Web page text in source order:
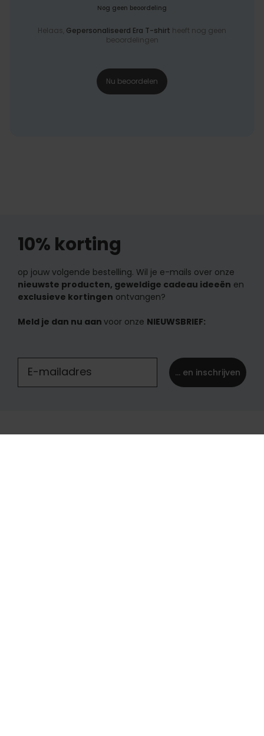
Nog geen beoordeling
Helaas, Gepersonaliseerd Era T-shirt heeft nog geen
beoordelingen
Nu beoordelen
10% korting
op jouw volgende bestelling. Wil je e-mails over onze
nieuwste producten, geweldige cadeau ideeën en
exclusieve kortingen ontvangen?
Meld je dan nu aan voor onze NIEUWSBRIEF:
... en inschrijven